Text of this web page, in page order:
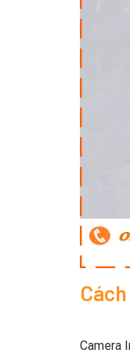
Camera